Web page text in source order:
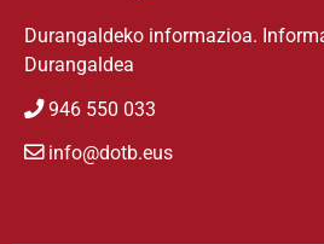
Durangaldeko informazioa.
Durangaldea
946 550 033
info@dotb.eus